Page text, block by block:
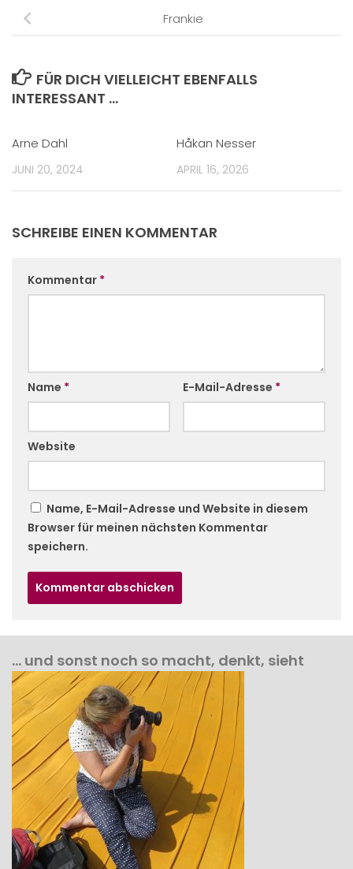
Frankie
FÜR DICH VIELLEICHT EBENFALLS
INTERESSANT …
Arne Dahl
JUNI 20, 2024
Håkan Nesser
APRIL 16, 2026
SCHREIBE EINEN KOMMENTAR
Kommentar *
Name * E-Mail-Adresse *
Website
Name, E-Mail-Adresse und Website in diesem
Browser für meinen nächsten Kommentar
speichern.
… und sonst noch so macht, denkt, sieht